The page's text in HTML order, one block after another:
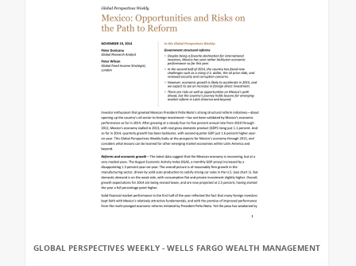
GLOBAL PERSPECTIVES WEEKLY - WELLS FARGO WEALTH MANAGEMENT